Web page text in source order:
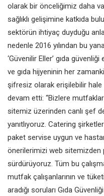
olarak bir önceliğimiz daha
sağlıklı gelişimine katkıda
sektörün ihtiyaç duyduğu
nedenle 2016 yılından bu
‘Güvenilir Eller’ gıda
ve gıda hijyeninin her
şifresiz olarak erişilebilir
devam etti: “Bizlere
sitemiz üzerinden canlı şef
yanıtlıyoruz. Catering
paket servise uygun ve
önerilerimizi web sitemizden
sürdürüyoruz. Tüm bu
mutfak çalışanlarının ve
aradığı soruları Gıda